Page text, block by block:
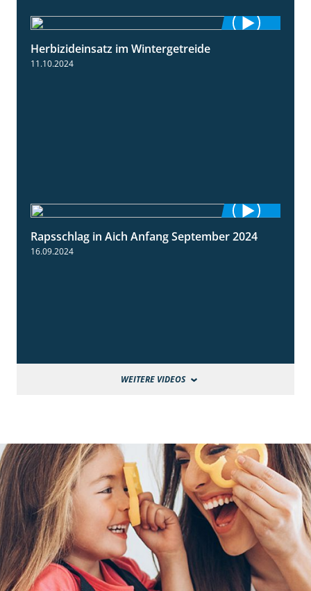
Herbizideinsatz im Wintergetreide
11.10.2024
1:50
Rapsschlag in Aich Anfang September 2024
16.09.2024
WEITERE VIDEOS